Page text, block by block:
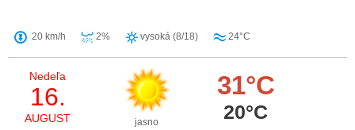
20 km/h 2% vysoká (8/18) 24°C
Nedeľa
16.
AUGUST jasno
31°C
20°C